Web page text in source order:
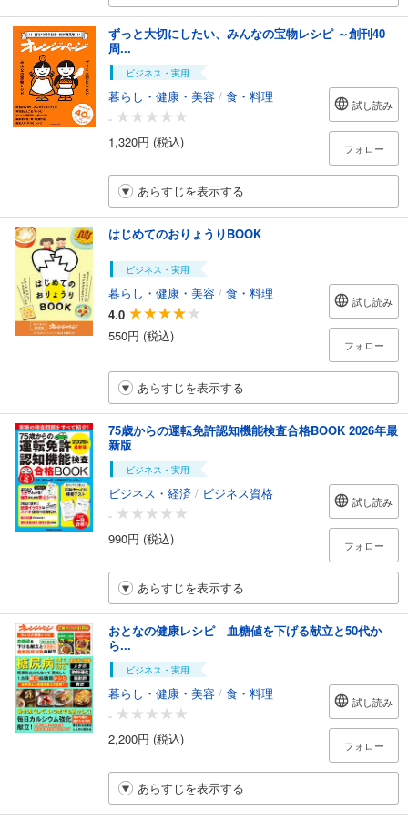
ずっと大切にしたい、みんなの宝物レシピ ～創刊40
周...
ビジネス・実用
暮らし・健康・美容 / 食・料理
-
1,320円 (税込)
試し読み
フォロー
あらすじを表示する
はじめてのおりょうりBOOK
ビジネス・実用
暮らし・健康・美容 / 食・料理
4.0
550円 (税込)
試し読み
フォロー
あらすじを表示する
75歳からの運転免許認知機能検査合格BOOK 2026年最
新版
ビジネス・実用
ビジネス・経済 / ビジネス資格
-
990円 (税込)
試し読み
フォロー
あらすじを表示する
おとなの健康レシピ 血糖値を下げる献立と50代か
ら...
ビジネス・実用
暮らし・健康・美容 / 食・料理
-
2,200円 (税込)
試し読み
フォロー
あらすじを表示する